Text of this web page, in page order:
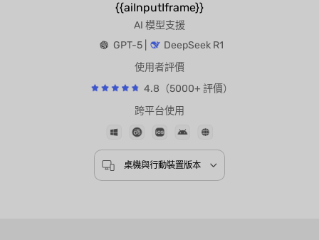
{{aiInputIframe}}
AI 模型支援
GPT-5 |
DeepSeek R1
使用者評價
4.8（5000+ 評價）
跨平台使用